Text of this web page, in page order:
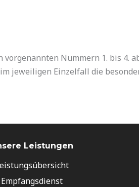
Nummern 1. bis 4.
jeweiligen Einzelfall die
Leistungen
Empfangsdienst